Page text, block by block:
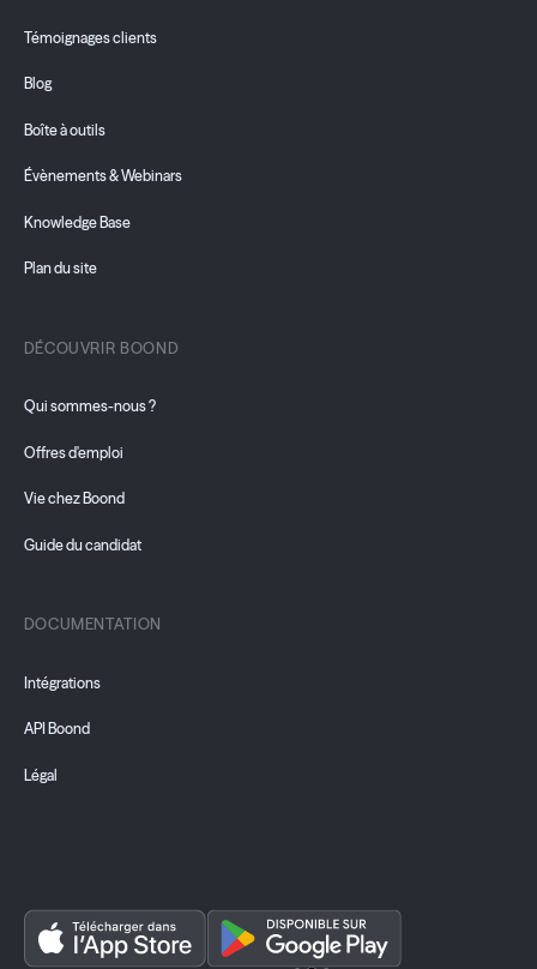
Témoignages clients
Blog
Boîte à outils
Évènements & Webinars
Knowledge Base
Plan du site
DÉCOUVRIR BOOND
Qui sommes-nous ?
Offres d'emploi
Vie chez Boond
Guide du candidat
DOCUMENTATION
Intégrations
API Boond
Légal